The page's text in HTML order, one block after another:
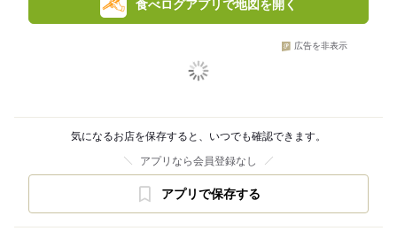
食べログアプリで地図を開く
広告を非表示
気になるお店を保存すると、いつでも確認できます。
アプリなら会員登録なし
アプリで保存する